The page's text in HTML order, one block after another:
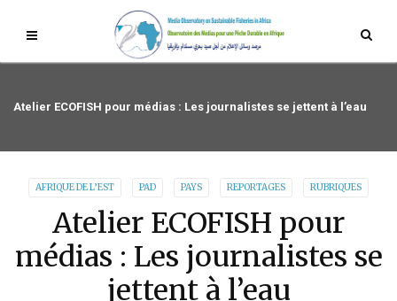
Atelier ECOFISH pour médias : Les journalistes se jettent à l’eau
AFRIQUE DE L’EST PAD PAYS REPORTAGES RUBRIQUES
Atelier ECOFISH pour
médias : Les journalistes se
jettent à l’eau